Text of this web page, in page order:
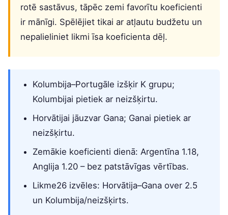
rotē sastāvus, tāpēc zemi favorītu koeficienti
ir mānīgi. Spēlējiet tikai ar atļautu budžetu un
nepalieliniet likmi īsa koeficienta dēļ.
Kolumbija–Portugāle izšķir K grupu;
Kolumbijai pietiek ar neizšķirtu.
Horvātijai jāuzvar Gana; Ganai pietiek ar
neizšķirtu.
Zemākie koeficienti dienā: Argentīna 1.18,
Anglija 1.20 – bez patstāvīgas vērtības.
Likme26 izvēles: Horvātija–Gana over 2.5
un Kolumbija/neizšķirts.